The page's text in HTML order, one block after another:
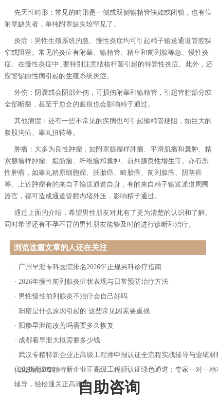
先天性畸形：常见的畸形是一侧或双侧输精管缺如或闭锁，也有位
附睾缺失者，单纯附睾缺失较罕见了。
炎症：男性生殖系统的急、慢性炎症均可引起精子输送通道管腔狭
窄或阻塞。常见的炎症有附睾、输精管、精阜和前列腺等急、慢性炎
症。在慢性炎症中 ,要特别注意结核杆菌引起的特异性炎症。此外，还
应警惕由性病引起的生殖系统炎症。
外伤：阴囊或会阴部外伤，可损伤附睾和输精管，引起管腔部分或
全部断裂，甚至于愈合的瘢痕也会影响精子通过。
其他病症：还有一些不常见的疾病也可引起输精管梗阻，如巨大的
腹股沟疝、睾丸扭转等。
肿瘤：大多为良性肿瘤，如附睾腺瘤样肿瘤、平滑肌瘤和囊肿、精
索腺瘤样肿瘤、脂肪瘤、纤维瘤和囊肿、前列腺良性增生等。亦有恶
性肿瘤，如睾丸精原细胞瘤、胚胎癌、畸胎癌、前列腺癌、阴茎癌
等。上述肿瘤有的来自子输送通道自身，有的来自精子输送通道周围
器官，都可造成通道管腔内堵外压，影响精子通过。
通过上面的介绍，希望男性朋友对此有了更为清楚的认识和了解。
同时希望还有不孕不育的男性朋友能够及时的进行诊断和治疗。
浏览这篇文章的人还在关注
· 广州早泄专科医院排名2026年正规男科诊疗指南
· 2026年慢性前列腺炎症状表现与日常预防治疗方法
· 男性慢性前列腺炎不治疗会自己好吗
· 阳痿是什么原因引起的 这些常见因素要重视
· 阳痿早泄能改善吗需要多久恢复
· 成都看早泄大概需要多少钱
· 武汉专精特新企业正高级工程师申报认证全流程实战辅导与业绩材
优化指南2026
·2026武汉专精特新企业正高级工程师认证绿色通道：专家一对一精
辅导，轻松通关正高评审自助咨询